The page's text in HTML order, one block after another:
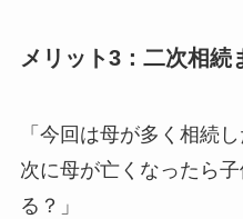
メリット3：二次相続
「今回は母が多く相続
次に母が亡くなったら
る？」